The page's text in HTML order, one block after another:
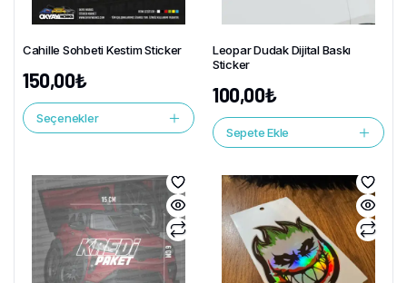
Cahille Sohbeti Kestim Sticker
150,00₺
Seçenekler
Leopar Dudak Dijital Baskı
Sticker
100,00₺
Sepete Ekle